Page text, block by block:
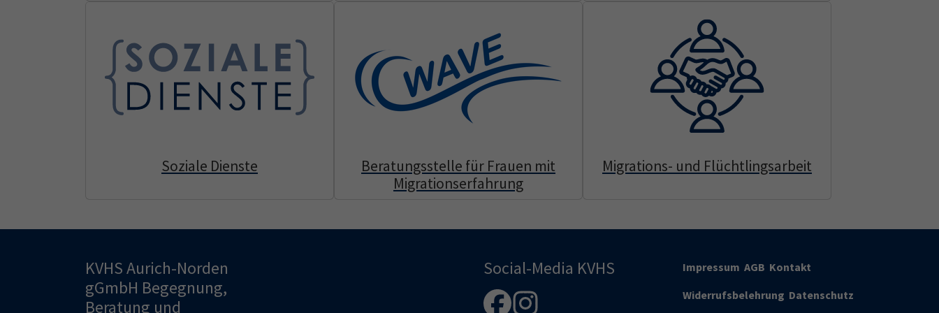
Soziale Dienste
Beratungsstelle für Frauen mit
Migrationserfahrung
Migrations- und Flüchtlingsarbeit
KVHS Aurich-Norden
gGmbH Begegnung,
Beratung und
Social-Media KVHS Impressum AGB Kontakt
Widerrufsbelehrung Datenschutz